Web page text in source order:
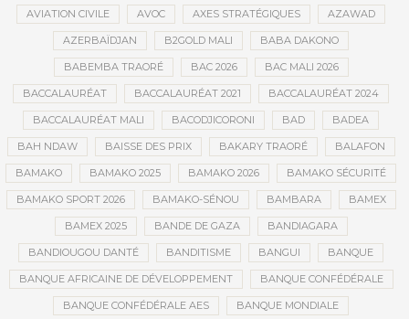
AVIATION CIVILE AVOC AXES STRATÉGIQUES AZAWAD
AZERBAÏDJAN B2GOLD MALI BABA DAKONO
BABEMBA TRAORÉ BAC 2026 BAC MALI 2026
BACCALAURÉAT BACCALAURÉAT 2021 BACCALAURÉAT 2024
BACCALAURÉAT MALI BACODJICORONI BAD BADEA
BAH NDAW BAISSE DES PRIX BAKARY TRAORÉ BALAFON
BAMAKO BAMAKO 2025 BAMAKO 2026 BAMAKO SÉCURITÉ
BAMAKO SPORT 2026 BAMAKO-SÉNOU BAMBARA BAMEX
BAMEX 2025 BANDE DE GAZA BANDIAGARA
BANDIOUGOU DANTÉ BANDITISME BANGUI BANQUE
BANQUE AFRICAINE DE DÉVELOPPEMENT BANQUE CONFÉDÉRALE
BANQUE CONFÉDÉRALE AES BANQUE MONDIALE